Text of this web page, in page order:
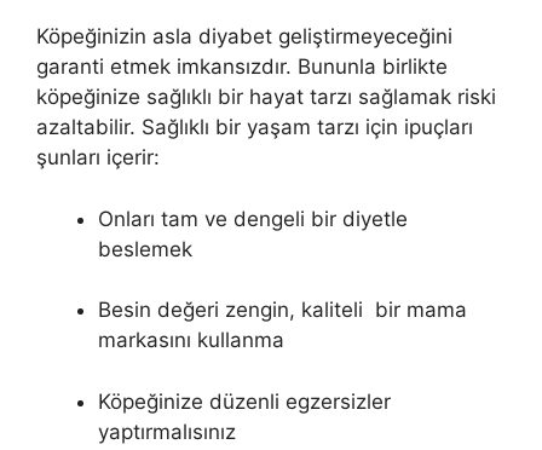
Köpeğinizin asla diyabet geliştirmeyeceğini
garanti etmek imkansızdır. Bununla birlikte
köpeğinize sağlıklı bir hayat tarzı sağlamak riski
azaltabilir. Sağlıklı bir yaşam tarzı için ipuçları
şunları içerir:
Onları tam ve dengeli bir diyetle
beslemek
Besin değeri zengin, kaliteli bir mama
markasını kullanma
Köpeğinize düzenli egzersizler
yaptırmalısınız